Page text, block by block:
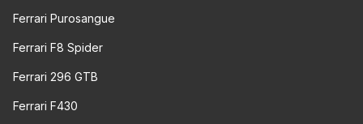
Ferrari Purosangue
Ferrari F8 Spider
Ferrari 296 GTB
Ferrari F430